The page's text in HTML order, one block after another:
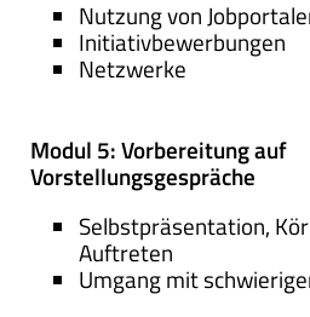
Nutzung von
Initiativbewerbungen
Netzwerke
Modul 5: Vorbereitung auf
Vorstellungsgespräche
Selbstpräsentation,
Auftreten
Umgang mit